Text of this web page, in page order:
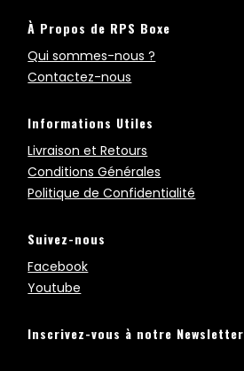
À Propos de RPS Boxe
Qui sommes-nous ?
Contactez-nous
Informations Utiles
Livraison et Retours
Conditions Générales
Politique de Confidentialité
Suivez-nous
Facebook
Youtube
Inscrivez-vous à notre Newsletter